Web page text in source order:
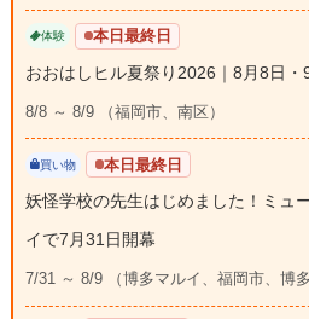
体験 本日最終日
おおはしヒル夏祭り2026｜8月8日
8/8 ～ 8/9 （福岡市、南区）
買い物 本日最終日
妖怪学校の先生はじめました！ミュ
イで7月31日開幕
7/31 ～ 8/9 （博多マルイ、福岡市、博多